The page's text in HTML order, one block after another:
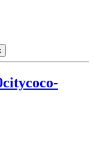
citycoco-